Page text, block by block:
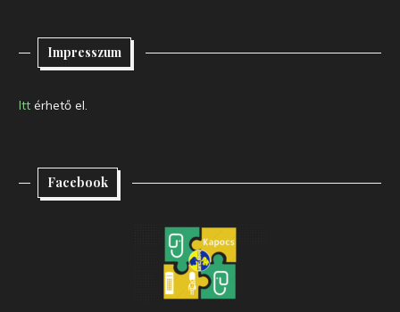
Impresszum
Itt érhető el.
Facebook